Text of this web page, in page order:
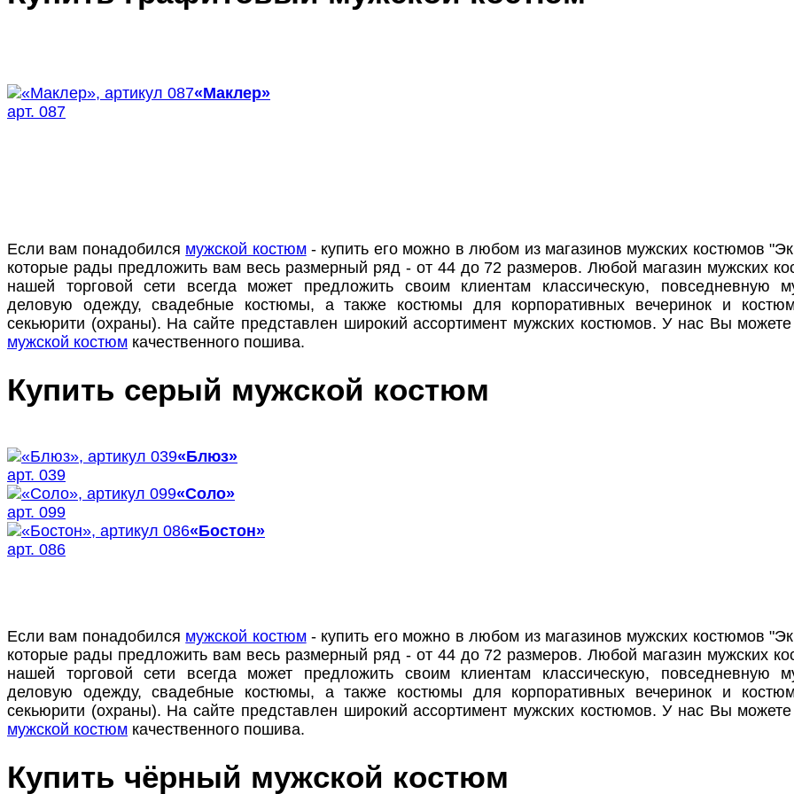
«Маклер»
арт. 087
Если вам понадобился мужской костюм- купить его можно в любом из магазинов мужских костюмов
которые рады предложить вам весь размерный ряд - от 44 до 72 размеров. Любой магазин мужских
нашей торговой сети всегда может предложить своим клиентам классическую, повседневную
деловую одежду, свадебные костюмы, а также костюмы для корпоративных вечеринок и
секьюрити (охраны). На сайте представлен широкий ассортимент мужских костюмов. У нас Вы
мужской костюм качественного пошива.
Купить серый мужской костюм
«Блюз»
арт. 039
«Соло»
арт. 099
«Бостон»
арт. 086
Если вам понадобился мужской костюм- купить его можно в любом из магазинов мужских костюмов
которые рады предложить вам весь размерный ряд - от 44 до 72 размеров. Любой магазин мужских
нашей торговой сети всегда может предложить своим клиентам классическую, повседневную
деловую одежду, свадебные костюмы, а также костюмы для корпоративных вечеринок и
секьюрити (охраны). На сайте представлен широкий ассортимент мужских костюмов. У нас Вы
мужской костюм качественного пошива.
Купить чёрный мужской костюм